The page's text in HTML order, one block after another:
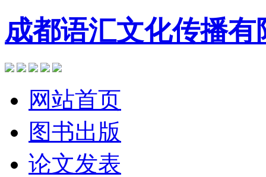
成都语汇文化传播有
网站首页
图书出版
论文发表